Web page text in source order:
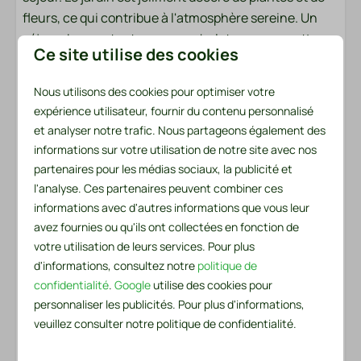
fleurs, ce qui contribue à l'atmosphère sereine. Un
séjour dans ce tout nouveau chalet vous permettra
de vous détendre complètement et de rentrer chez
Les draps et les serviettes sont prêts pour vous
Le forfait literie par personne contient un drap-
housse, une housse de couette et une taie d'oreiller.
Dans le paquet de serviettes, vous trouverez une
petite et une grande serviette. De plus, un torchon et
un torchon sont disponibles. Un ensemble de services
pratiques est également disponible pour le premier
jour. Cela comprend un sac poubelle, une brosse à
vaisselle, un torchon, du liquide vaisselle, deux
tablettes pour lave-vaisselle et un rouleau de papier
toilette.
Ce site utilise des cookies
Nous utilisons des cookies pour optimiser votre
expérience utilisateur, fournir du contenu personnalisé
et analyser notre trafic. Nous partageons également des
informations sur votre utilisation de notre site avec nos
partenaires pour les médias sociaux, la publicité et
l'analyse. Ces partenaires peuvent combiner ces
informations avec d'autres informations que vous leur
avez fournies ou qu'ils ont collectées en fonction de
votre utilisation de leurs services. Pour plus
d'informations, consultez notre politique de
confidentialité.Googleutilise des cookies pour
personnaliser les publicités. Pour plus d'informations,
veuillez consulter notre politique de confidentialité.